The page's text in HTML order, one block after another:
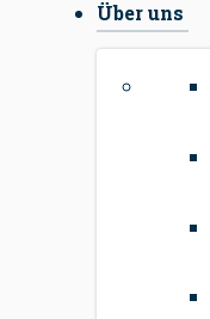
Über uns